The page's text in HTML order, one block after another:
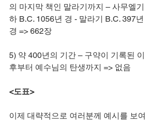
의 마지막 책인 말라기까지 – 사무엘기
하 B.C. 1056년 경 - 말라기 B.C. 397년
경 => 662장
5) 약 400년의 기간 – 구약이 기록된 이
후부터 예수님의 탄생까지 => 없음
<도표>
이제 대략적으로 여러분께 예시를 보여